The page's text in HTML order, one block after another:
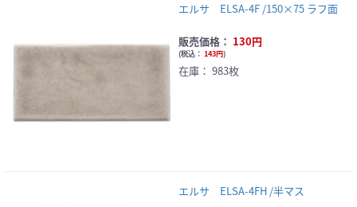
エルサ ELSA-4F /150×75 ラフ面
販売価格： 130円
(税込： 143円)
在庫： 983枚
エルサ ELSA-4FH /半マス